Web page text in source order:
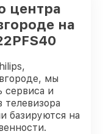
центра
на
мы
сервиса и
телевизора
базируются на